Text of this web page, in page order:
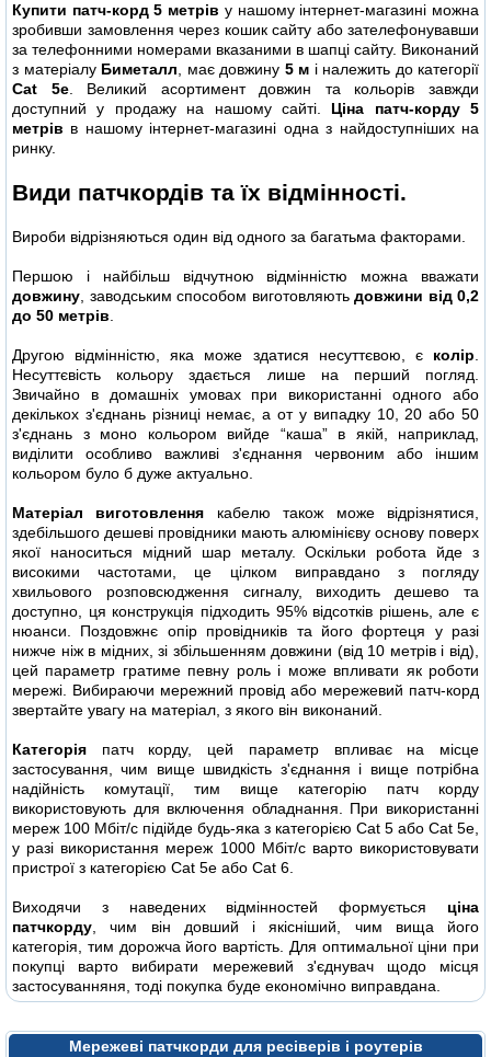
Купити патч-корд 5 метрів у нашому інтернет-магазині можна
зробивши замовлення через кошик сайту або зателефонувавши
за телефонними номерами вказаними в шапці сайту. Виконаний
з матеріалу Биметалл, має довжину 5 м і належить до категорії
Cat 5e. Великий асортимент довжин та кольорів завжди
доступний у продажу на нашому сайті. Ціна патч-корду 5
метрів в нашому інтернет-магазині одна з найдоступніших на
ринку.
Види патчкордів та їх відмінності.
Вироби відрізняються один від одного за багатьма факторами.
Першою і найбільш відчутною відмінністю можна вважати
довжину , заводським способом виготовляють довжини від 0,2
до 50 метрів
Другою відмінністю, яка може здатися несуттєвою, є колір
Несуттєвість кольору здається лише на перший погляд.
Звичайно в домашніх умовах при використанні одного або
декількох з'єднань різниці немає, а от у випадку 10, 20 або 50
з'єднань з моно кольором вийде “каша” в якій, наприклад,
виділити особливо важливі з'єднання червоним або іншим
кольором було б дуже актуально.
Матеріал виготовлення кабелю також може відрізнятися,
здебільшого дешеві провідники мають алюмінієву основу поверх
якої наноситься мідний шар металу. Оскільки робота йде з
високими частотами, це цілком виправдано з погляду
хвильового розповсюдження сигналу, виходить дешево та
доступно, ця конструкція підходить 95% відсотків рішень, але є
нюанси. Поздовжнє опір провідників та його фортеця у разі
нижче ніж в мідних, зі збільшенням довжини (від 10 метрів і від),
цей параметр гратиме певну роль і може впливати як роботи
мережі. Вибираючи мережний провід або мережевий патч-корд
звертайте увагу на матеріал, з якого він виконаний.
Категорія патч корду, цей параметр впливає на місце
застосування, чим вище швидкість з'єднання і вище потрібна
надійність комутації, тим вище категорію патч корду
використовують для включення обладнання. При використанні
мереж 100 Мбіт/с підійде будь-яка з категорією Cat 5 або Cat 5e,
у разі використання мереж 1000 Мбіт/с варто використовувати
пристрої з категорією Cat 5e або Cat 6.
Виходячи з наведених відмінностей формується ціна
патчкорду , чим він довший і якісніший, чим вища його
категорія, тим дорожча його вартість. Для оптимальної ціни при
покупці варто вибирати мережевий з'єднувач щодо місця
застосуванняня, тоді покупка буде економічно виправдана.
Мережеві патчкорди для ресіверів і роутерів